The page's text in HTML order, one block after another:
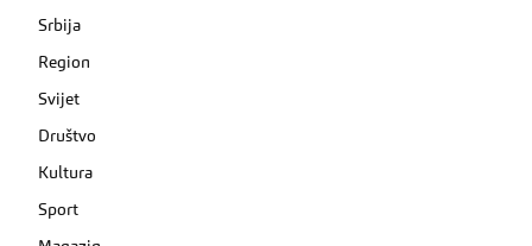
Srbija
Region
Svijet
Društvo
Kultura
Sport